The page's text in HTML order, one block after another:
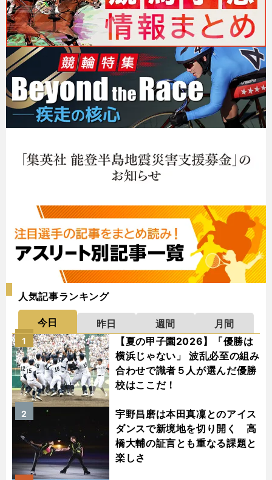
人気記事ランキング
今日 昨日 週間
月間
【夏の甲子園2026】「優勝は
横浜じゃない」 波乱必至の組み
合わせで識者５人が選んだ優勝
校はここだ！
1
宇野昌磨は本田真凜とのアイス
ダンスで新境地を切り開く 高
橋大輔の証言とも重なる課題と
楽しさ
2